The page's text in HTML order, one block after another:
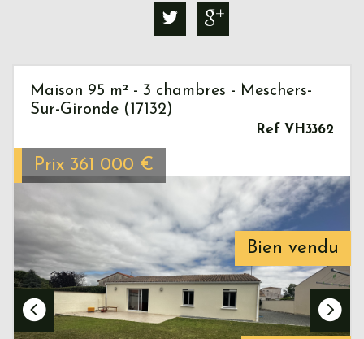
Bien vendu
Maison 95 m² - 3 chambres - Meschers-
Sur-Gironde (17132)
Ref VH3362
Prix 361 000 €